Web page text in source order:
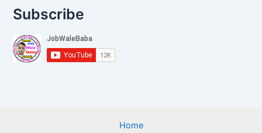
Subscribe
Home